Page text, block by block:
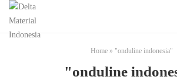
Home » "onduline indonesia"
"onduline